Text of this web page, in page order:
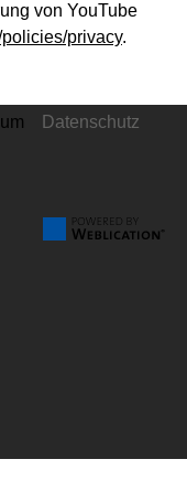
von YouTube
privacy.
Datenschutz